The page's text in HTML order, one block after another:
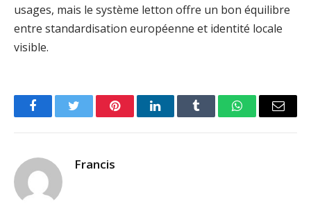
usages, mais le système letton offre un bon équilibre
entre standardisation européenne et identité locale
visible.
FacebookTwitter PinterestLinkedInTumblr WhatsAppEmail
Francis